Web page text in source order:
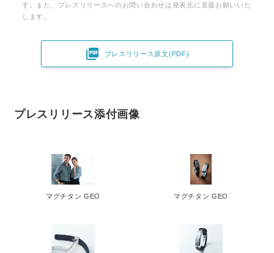
す。また、プレスリリースへのお問い合わせは発表元に直接お願いいた
します。
 プレスリリース原文(PDF)
プレスリリース添付画像
マグチタン GEO マグチタン GEO